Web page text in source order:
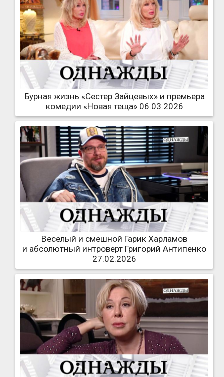
Бурная жизнь «Сестер Зайцевых» и премьера
комедии «Новая теща» 06.03.2026
Веселый и смешной Гарик Харламов
и абсолютный интроверт Григорий Антипенко
27.02.2026